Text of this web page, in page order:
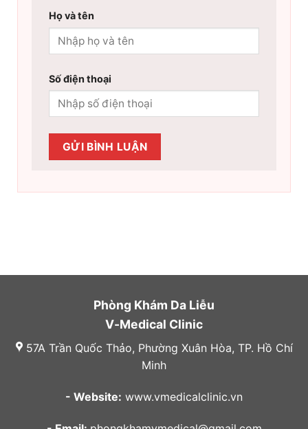
Họ và tên
Số điện thoại
Phòng Khám Da Liễu
V-Medical Clinic
57A Trần Quốc Thảo, Phường Xuân Hòa, TP. Hồ Chí
Minh
- Website: www.vmedicalclinic.vn